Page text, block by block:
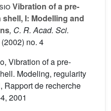
Vibration of a pre-
I: Modelling and
, C. R. Acad. Sci.
(2002) no. 4
Vibration of a pre-
Modeling, regularity
Rapport de recherche
2001